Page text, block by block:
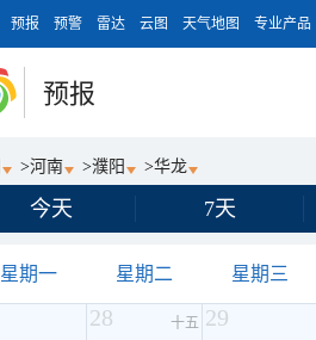
预报 预警 雷达 云图 天气地图 专业产品
预报
>河南 >濮阳 >华龙
今天 7天
星期一 星期二 星期三
28 十五 29